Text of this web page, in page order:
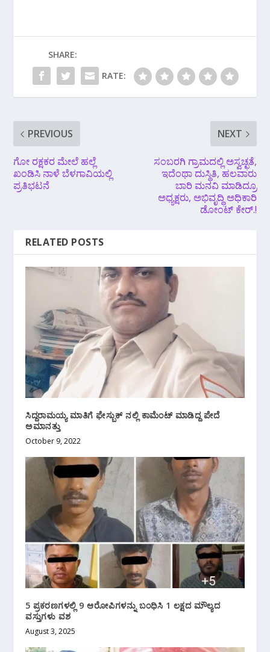
SHARE:
RATE:
PREVIOUS
ಗೋ ರಕ್ಷಕರ ಮೇಲೆ ಹಲ್ಲೆ
ಖಂಡಿಸಿ ನಾಳೆ ಬೆಳಗಾವಿಯಲ್ಲಿ
ಪ್ರತಿಭಟನೆ
NEXT
ಸಂಬರಗಿ ಗ್ರಾಮದಲ್ಲಿ ಅಸ್ವಚ್ಛತೆ,
ಇದೆಂಥಾ ದುಸ್ಥಿತಿ, ಹಲವಾರು
ಬಾರಿ ಮನವಿ ಮಾಡಿದ್ರೂ
ಅಧ್ಯಕ್ಷರು, ಅಭಿವೃದ್ಧಿ ಅಧಿಕಾರಿ
ಡೋಂಟ್ ಕೇರ್.!
RELATED POSTS
ಸಿದ್ದರಾಮಯ್ಯ ಮಾತಿಗೆ ಫೇಸ್ಬುಕ್ ನಲ್ಲಿ ಕಾಮೆಂಟ್ ಮಾಡಿದ್ದ ಪೇದೆ
ಅಮಾನತ್ತು
October 9, 2022
5 ಪ್ರಕರಣಗಳಲ್ಲಿ 9 ಆರೋಪಿಗಳನ್ನು ಬಂಧಿಸಿ 1 ಲಕ್ಷದ ಮೌಲ್ಯದ
ವಸ್ತುಗಳು ವಶ
August 3, 2025